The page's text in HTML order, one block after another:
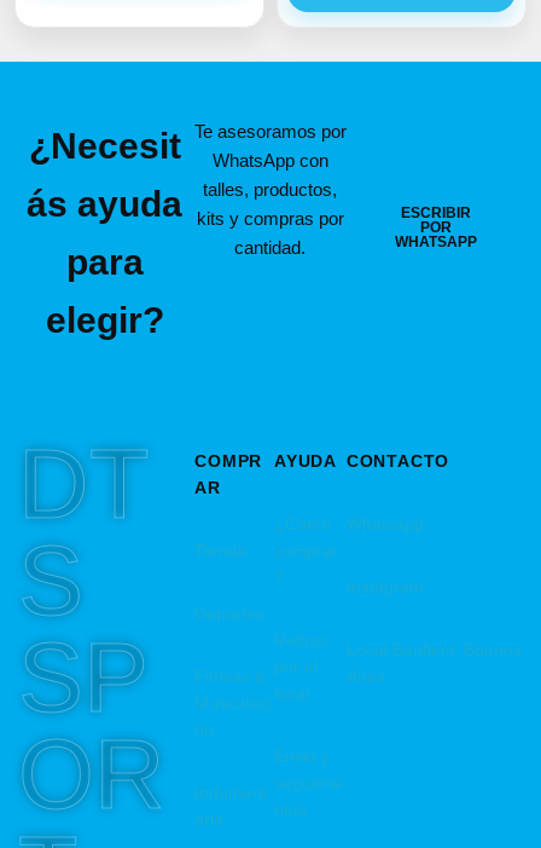
¿Necesit
ás ayuda
para
elegir?
Te asesoramos por
WhatsApp con
talles, productos,
kits y compras por
cantidad.
ESCRIBIR
POR
WHATSAPP
DT
S
SP
OR
COMPR
AR
Tienda
Deportes
Fitness &
Musculaci
ón
Indument
aria
AYUDA
¿Cómo
comprar
?
Retiros
por el
local
Envio y
seguimie
ntos
CONTACTO
Whatsapp
Instagram
Local Banfield, Buenos
Aires